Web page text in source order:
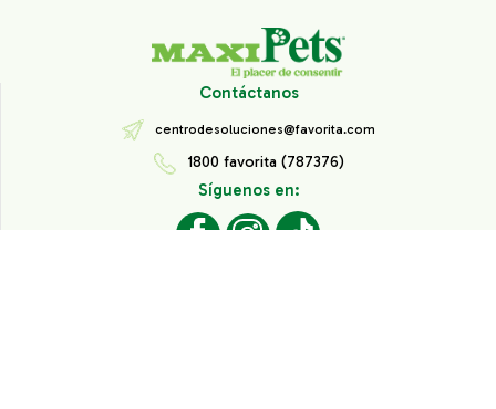
Contáctanos
centrodesoluciones@favorita.com
1800 favorita (787376)
Síguenos en: